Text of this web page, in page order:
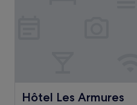
Hôtel Les Armures
Hôtel Les Armures